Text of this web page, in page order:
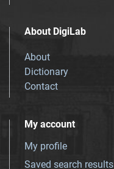
About DigiLab
About
Dictionary
Contact
My account
My profile
Saved search results